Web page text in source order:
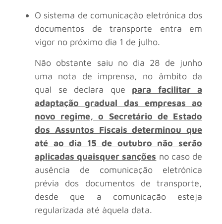
O sistema de comunicação eletrónica dos
documentos de transporte entra em
vigor no próximo dia 1 de julho.
Não obstante saiu no dia 28 de junho
uma nota de imprensa, no âmbito da
qual se declara que para facilitar a
adaptação gradual das empresas ao
novo regime, o Secretário de Estado
dos Assuntos Fiscais determinou que
até ao dia 15 de outubro não serão
aplicadas quaisquer sanções no caso de
ausência de comunicação eletrónica
prévia dos documentos de transporte,
desde que a comunicação esteja
regularizada até àquela data.